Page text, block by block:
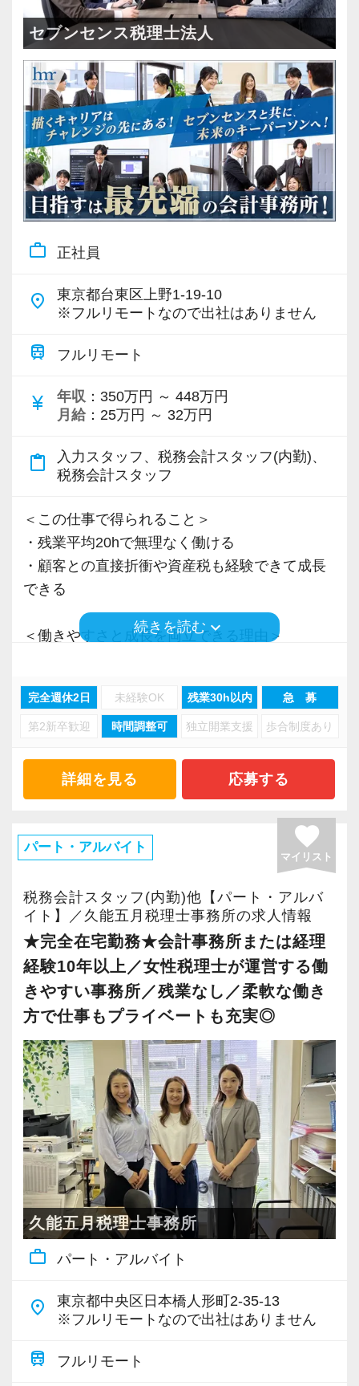
＜成長中の税理士法人＞
・全国14拠点で事業展開
・従業員240名以上に拡大
・会計・税務・財務・労務まで対応
・専門家が在籍しワンストップ支援
＜学びを後押し＞
・書籍購入費／研修費は全額会社負担
・隔月で税法・実務の学習会あり
・資格取得を目指す社員が多数
＜募集の背景＞
・組織力強化に向けた採用
Q. 当事務所を選んだ理由は？
A. 幅広い業務を経験できる点に魅力を感じ、入
所を決めました。
A. さまざまな業務を任せてもらえるので、以前
より成長スピードが上がったと感じています。
Q. 職場の雰囲気は？
A. 上司や先輩に相談しやすく、風通しの良い職
場だと感じています。
・税務経験を活かして成長したい方
・キャリアアップ志向のある方
・顧客対応や提案業務に挑戦したい方
・資産税など専門性を高めたい方
・将来的にマネジメントに関わりたい方
＜まずはカジュアル面談へ＞
・事前に気軽な面談を実施
・仕事内容やキャリアを相談可
・ざっくばらんに質問OK
・納得後に選考へ進めます
・入社時期は柔軟に対応
・半年～1年の調整も可能
まずはカジュアル面談からでも歓迎です
「応募する」からお気軽にご連絡ください。
セブンセンス税理士法人
work_outline 正社員
place
東京都台東区上野1-19-10
※フルリモートなので出社はありません
train フルリモート
currency_yen 年収 ：350万円 ～ 448万円
月給 ：25万円 ～ 32万円
content_paste
入力スタッフ、税務会計スタッフ(内勤)、
税務会計スタッフ
＜この仕事で得られること＞
・残業平均20hで無理なく働ける
・顧客との直接折衝や資産税も経験できて成長
できる
＜働きやすさと成長を両立できる理由＞
・分業体制で業務負担を軽減
・顧客対応や提案業務に集中可能
・資産税や相続など専門性の高い案件あり
・経験値が自然と積み上がる環境
・有給取得率90％以上
・繁忙期も月30～40h程度
・男性の育休取得率100％
・テレワーク導入済み
・全席デュアルモニタ完備
＜幅広い経験・成長環境＞
・9割が紹介の安定基盤
・一般企業～医療・学校法人まで対応
・個人～大企業まで幅広く経験可能
・税務顧問＋資産税に関与
・相続／事業承継／M&Aにも対応
＜成長中の税理士法人＞
・全国14拠点で事業展開
・従業員240名以上に拡大
・会計・税務・財務・労務まで対応
・書籍購入費／研修費は全額会社負担
続きを読むkeyboard_arrow_down
完全週休2日 未経験OK 残業30h以内 急 募
第2新卒歓迎 時間調整可 独立開業支援 歩合制度あり
詳細を見る 応募する
パート・アルバイト favorite
マイリスト
税務会計スタッフ(内勤)他【パート・アルバ
イト】／久能五月税理士事務所の求人情報
★完全在宅勤務★会計事務所または経理
経験10年以上／女性税理士が運営する働
きやすい事務所／残業なし／柔軟な働き
方で仕事もプライベートも充実◎
久能五月税理士事務所
work_outline パート・アルバイト
place
東京都中央区日本橋人形町2-35-13
※フルリモートなので出社はありません
train フルリモート